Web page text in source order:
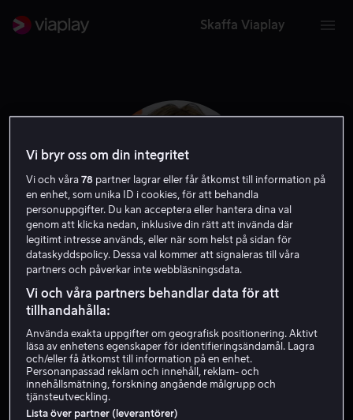
Skaffa Viaplay
Olivia Scriven
Vi bryr oss om din integritet
Vi och våra78 partner lagrar eller får åtkomst till information på
en enhet, som unika ID i cookies, för att behandla
personuppgifter. Du kan acceptera eller hantera dina val
genom att klicka nedan, inklusive din rätt att invända där
legitimt intresse används, eller när som helst på sidan för
dataskyddspolicy. Dessa val kommer att signaleras till våra
partners och påverkar inte webbläsningsdata.
Vi och våra partners behandlar data för att
tillhandahålla:
Använda exakta uppgifter om geografisk positionering. Aktivt
läsa av enhetens egenskaper för identifieringsändamål. Lagra
och/eller få åtkomst till information på en enhet.
Personanpassad reklam och innehåll, reklam- och
innehållsmätning, forskning angående målgrupp och
tjänsteutveckling.
Lista över partner (leverantörer)